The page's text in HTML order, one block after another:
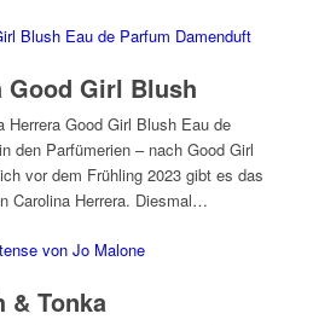
Good Girl Blush
Herrera Good Girl Blush Eau de
den Parfümerien – nach Good Girl
vor dem Frühling 2023 gibt es das
Carolina Herrera. Diesmal…
& Tonka